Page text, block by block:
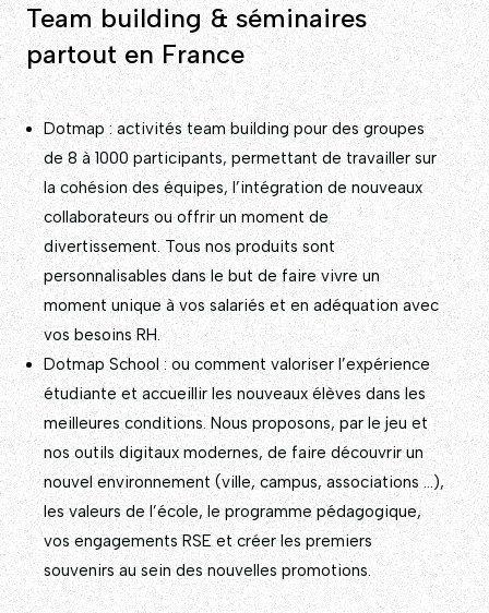
Team building & séminaires
partout en France
Dotmap : activités team building pour des groupes
de 8 à 1000 participants, permettant de travailler sur
la cohésion des équipes, l’intégration de nouveaux
collaborateurs ou offrir un moment de
divertissement. Tous nos produits sont
personnalisables dans le but de faire vivre un
moment unique à vos salariés et en adéquation avec
vos besoins RH.
Dotmap School : ou comment valoriser l’expérience
étudiante et accueillir les nouveaux élèves dans les
meilleures conditions. Nous proposons, par le jeu et
nos outils digitaux modernes, de faire découvrir un
nouvel environnement (ville, campus, associations …),
les valeurs de l’école, le programme pédagogique,
vos engagements RSE et créer les premiers
souvenirs au sein des nouvelles promotions.